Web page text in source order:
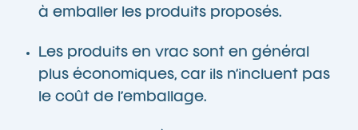
à emballer les produits proposés.
Les produits en vrac sont en général
plus économiques, car ils n’incluent pas
le coût de l’emballage.